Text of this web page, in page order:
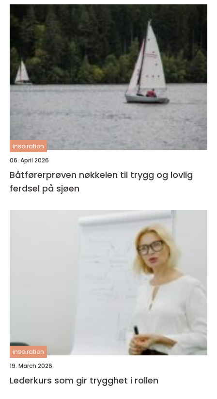
inspiration
06. April 2026
Båtførerprøven nøkkelen til trygg og lovlig
ferdsel på sjøen
inspiration
19. March 2026
Lederkurs som gir trygghet i rollen